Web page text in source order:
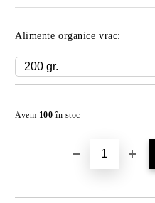
Alimente organice vrac:
Avem 100în stoc